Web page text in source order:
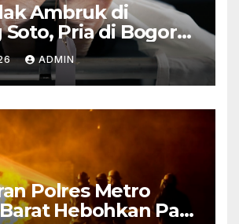
Ambruk di
Pria di Bogor
Sebelum Makan
ADMIN
Polres Metro
Hebohkan Pagi